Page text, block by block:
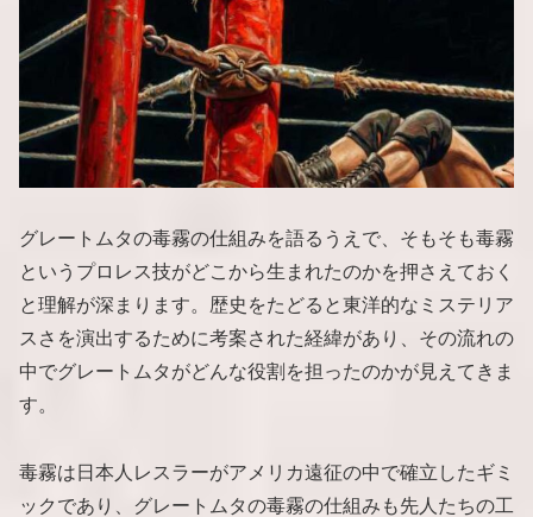
グレートムタの毒霧の仕組みを語るうえで、そもそも毒霧
というプロレス技がどこから生まれたのかを押さえておく
と理解が深まります。歴史をたどると東洋的なミステリア
スさを演出するために考案された経緯があり、その流れの
中でグレートムタがどんな役割を担ったのかが見えてきま
す。
毒霧は日本人レスラーがアメリカ遠征の中で確立したギミ
ックであり、グレートムタの毒霧の仕組みも先人たちの工